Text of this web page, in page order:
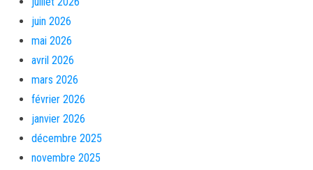
juin 2026
mai 2026
avril 2026
mars 2026
février 2026
janvier 2026
décembre 2025
novembre 2025